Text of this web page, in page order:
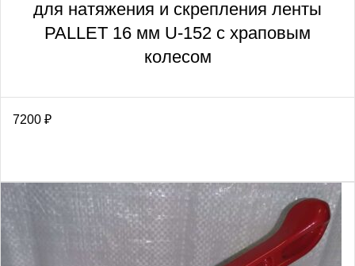
для натяжения и скрепления ленты
PALLET 16 мм U-152 с храповым
колесом
7200 ₽